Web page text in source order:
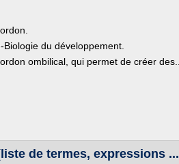
du développement.
ombilical, qui permet de créer des...
de termes, expressions ...